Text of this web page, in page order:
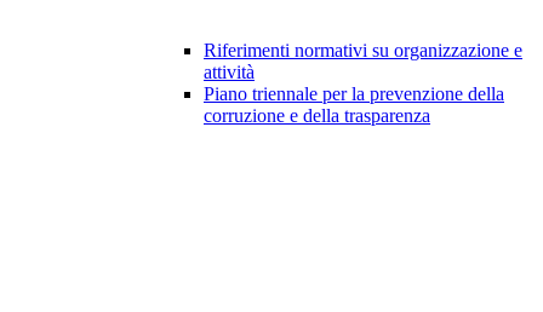
Riferimenti normativi su organizzazione e
attività
Piano triennale per la prevenzione della
corruzione e della trasparenza